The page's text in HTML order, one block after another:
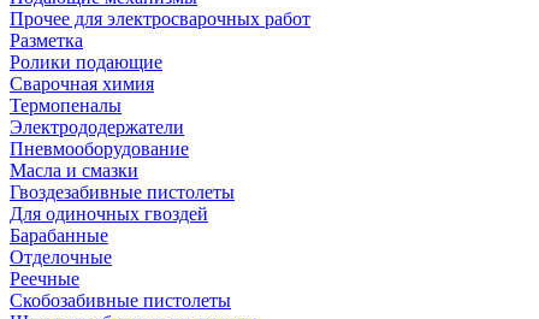
Прочее для электросварочных работ
Разметка
Ролики подающие
Сварочная химия
Термопеналы
Электрододержатели
Пневмооборудование
Масла и смазки
Гвоздезабивные пистолеты
Для одиночных гвоздей
Барабанные
Отделочные
Реечные
Скобозабивные пистолеты